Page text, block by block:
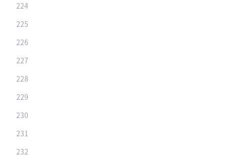
224
225
226
227
228
229
230
231
232